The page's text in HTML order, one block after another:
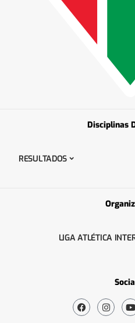
Disciplinas
RESULTADOS
LIGA ATLÉTICA